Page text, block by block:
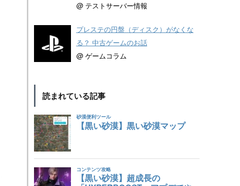
@ テストサーバー情報
プレステの円盤（ディスク）がなくな
る？ 中古ゲームのお話
@ ゲームコラム
読まれている記事